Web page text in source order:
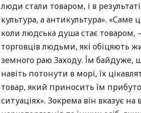
люди стали товаром, і в
культура, а антикультура». «Саме
коли людська душа стає товаром,
торговців людьми, які обіцяють
земного раю Заходу. Їм
навіть потонути в морі, їх
товар, який приносить їм
ситуаціях». Зокрема він вказує